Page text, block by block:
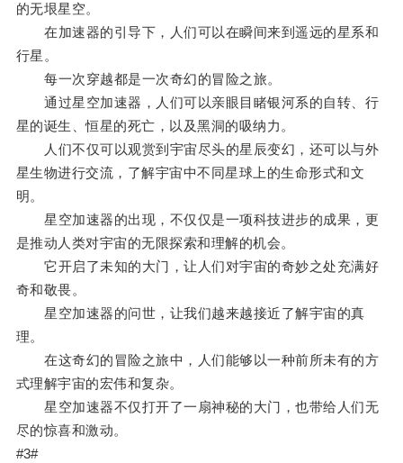
的无垠星空。
在加速器的引导下，人们可以在瞬间来到遥远的星系和
行星。
每一次穿越都是一次奇幻的冒险之旅。
通过星空加速器，人们可以亲眼目睹银河系的自转、行
星的诞生、恒星的死亡，以及黑洞的吸纳力。
人们不仅可以观赏到宇宙尽头的星辰变幻，还可以与外
星生物进行交流，了解宇宙中不同星球上的生命形式和文
明。
星空加速器的出现，不仅仅是一项科技进步的成果，更
是推动人类对宇宙的无限探索和理解的机会。
它开启了未知的大门，让人们对宇宙的奇妙之处充满好
奇和敬畏。
星空加速器的问世，让我们越来越接近了解宇宙的真
理。
在这奇幻的冒险之旅中，人们能够以一种前所未有的方
式理解宇宙的宏伟和复杂。
星空加速器不仅打开了一扇神秘的大门，也带给人们无
尽的惊喜和激动。
#3#